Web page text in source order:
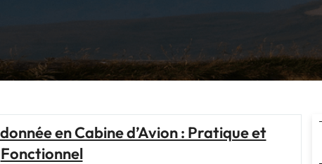
en Cabine d’Avion : Pratique et
Fonctionnel